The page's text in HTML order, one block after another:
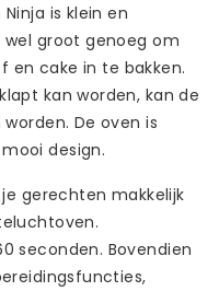
is klein en
groot genoeg om
en cake in te bakken.
kan worden, kan de
De oven is
design.
gerechten makkelijk
seconden. Bovendien